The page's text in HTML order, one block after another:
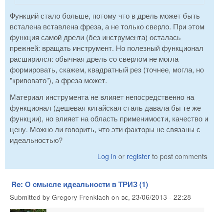
Функций стало больше, потому что в дрель может быть
всталена вставлена фреза, а не только сверло. При этом
функция самой дрели (без инструмента) осталась
прежней: вращать инструмент. Но полезный функционал
расширился: обычная дрель со сверлом не могла
формировать, скажем, квадратный рез (точнее, могла, но
"кривовато"), а фреза может.
Материал инструмента не влияет непосредственно на
функционал (дешевая китайская сталь давала бы те же
функции), но влияет на область применимости, качество и
цену. Можно ли говорить, что эти факторы не связаны с
идеальностью?
Log in or register to post comments
Re: О смысле идеальности в ТРИЗ (1)
Submitted by Gregory Frenklach on вс, 23/06/2013 - 22:28